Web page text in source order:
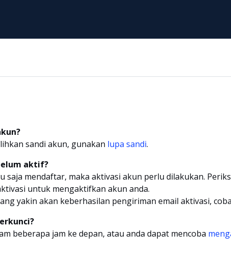
sandi akun, gunakan lupa sandi.
aktif?
saja mendaftar, maka aktivasi akun perlu dilakukan.
untuk mengaktifkan akun anda.
yakin akan keberhasilan pengiriman email aktivasi, coba
beberapa jam ke depan, atau anda dapat mencoba